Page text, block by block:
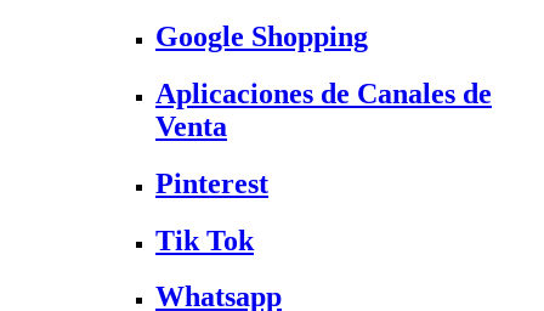
Google Shopping
Aplicaciones de Canales de
Venta
Pinterest
Tik Tok
Whatsapp